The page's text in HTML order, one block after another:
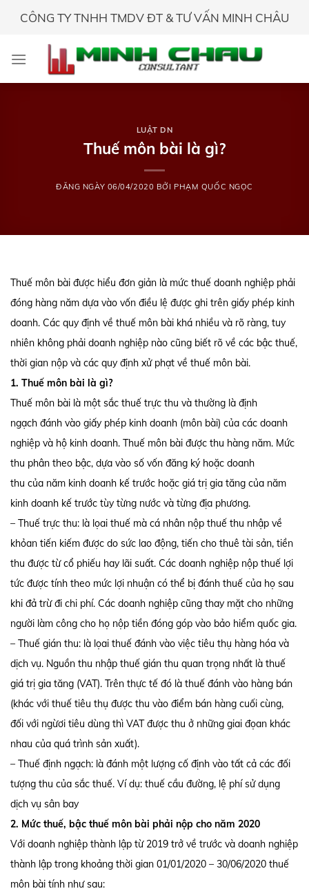
CÔNG TY TNHH TMDV ĐT & TƯ VẤN MINH CHÂU
LUẬT DN
Thuế môn bài là gì?
ĐĂNG NGÀY 06/04/2020 BỞI PHẠM QUỐC NGỌC
Thuế môn bài được hiểu đơn giản là mức thuế doanh nghiệp phải
đóng hàng năm dựa vào vốn điều lệ được ghi trên giấy phép kinh
doanh. Các quy định về thuế môn bài khá nhiều và rõ ràng, tuy
nhiên không phải doanh nghiệp nào cũng biết rõ về các bậc thuế,
thời gian nộp và các quy định xử phạt về thuế môn bài.
1. Thuế môn bài là gì?
Thuế môn bài là một sắc thuế trực thu và thường là định
ngạch đánh vào giấy phép kinh doanh (môn bài) của các doanh
nghiệp và hộ kinh doanh. Thuế môn bài được thu hàng năm. Mức
thu phân theo bậc, dựa vào số vốn đăng ký hoặc doanh
thu của năm kinh doanh kế trước hoặc giá trị gia tăng của năm
kinh doanh kế trước tùy từng nước và từng địa phương.
– Thuế trực thu: là lọai thuế mà cá nhân nộp thuế thu nhập về
khỏan tiến kiếm được do sức lao động, tiến cho thuê tài sản, tiền
thu được từ cổ phiếu hay lãi suất. Các doanh nghiệp nộp thuế lợi
tức được tính theo mức lợi nhuận có thể bị đánh thuế của họ sau
khi đả trừ đi chi phí. Các doanh nghiệp cũng thay mặt cho những
người làm công cho họ nộp tiền đóng góp vào bảo hiểm quốc gia.
– Thuế gián thu: là lọai thuế đánh vào việc tiêu thụ hàng hóa và
dịch vụ. Nguồn thu nhập thuế gián thu quan trọng nhất là thuế
giá trị gia tăng (VAT). Trên thực tế đó là thuế đánh vào hàng bán
(khác với thuế tiêu thụ được thu vào điểm bán hàng cuối cùng,
đối với ngừơi tiêu dùng thì VAT được thu ở những giai đọan khác
nhau của quá trình sản xuất).
– Thuế định ngạch: là đánh một lượng cố định vào tất cả các đối
tượng thu của sắc thuế. Ví dụ: thuế cầu đường, lệ phí sử dụng
dịch vụ sân bay
2. Mức thuế, bậc thuế môn bài phải nộp cho năm 2020
Với doanh nghiệp thành lập từ 2019 trở về trước và doanh nghiệp
thành lập trong khoảng thời gian 01/01/2020 – 30/06/2020 thuế
môn bài tính như sau: